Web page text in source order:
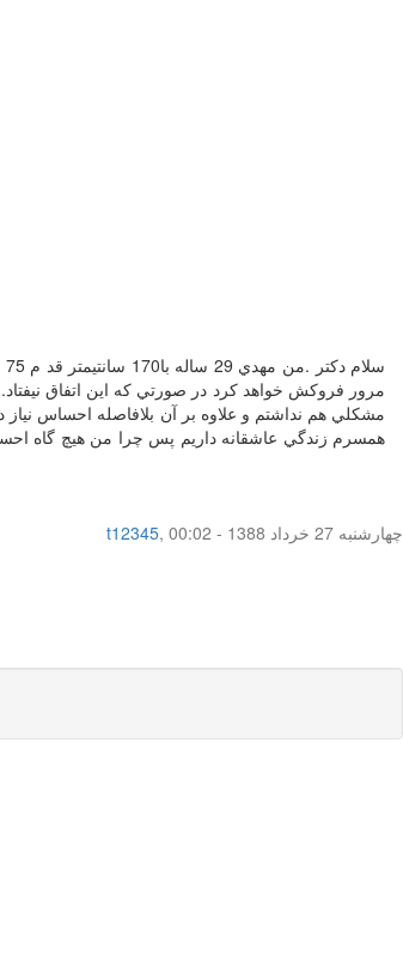
همسرم زندگي عاشقانه داريم پس چرا من هيچ گاه
t12345,
چهار‌شنبه 27 خرداد 1388 - 00:02